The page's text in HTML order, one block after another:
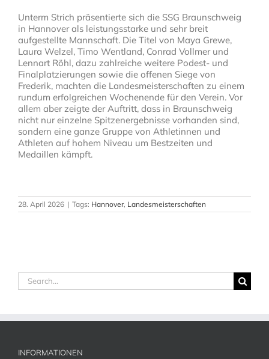
Unterm Strich präsentierte sich die SSG Braunschweig
in Hannover als leistungsstarke und sehr breit
aufgestellte Mannschaft. Die Titel von Maya Grewe,
Laura Welzel, Timo Wentland, Conrad Vollmer und
Lennart Röhl, dazu zahlreiche weitere Podest- und
Finalplatzierungen sowie die offenen Siege von
Frederik, machten die Landesmeisterschaften zu einem
rundum erfolgreichen Wochenende für den Verein. Vor
allem aber zeigte der Auftritt, dass in Braunschweig
nicht nur einzelne Spitzenergebnisse vorhanden sind,
sondern eine ganze Gruppe von Athletinnen und
Athleten auf hohem Niveau um Bestzeiten und
Medaillen kämpft.
28. April 2026 | Tags: Hannover, Landesmeisterschaften
Search
for:
INFORMATIONEN